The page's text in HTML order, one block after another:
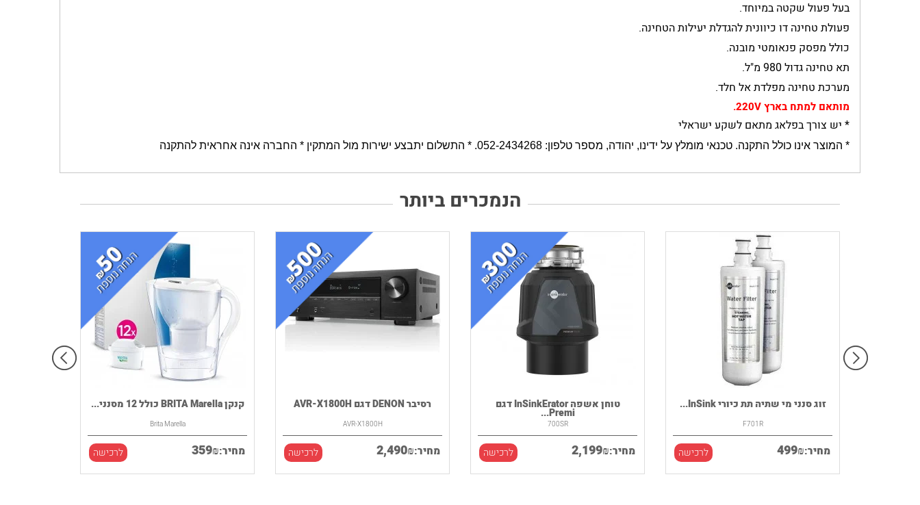
בעל פעול שקטה במיוחד.
פעולת טחינה דו כיוונית להגדלת יעילות הטחינה.
כולל מפסק פנאומטי מובנה.
תא טחינה גדול 980 מ"ל.
מערכת טחינה מפלדת אל חלד.
מותאם למתח בארץ 220V.
* יש צורך בפלאג מתאם לשקע ישראלי
* המוצר אינו כולל התקנה. טכנאי מומלץ על ידינו, יהודה, מספר טלפון: 052-2434268. * התשלום יתבצע ישירות מול המתקין * החברה אינה אחראית להתקנה
הנמכרים ביותר
קנקן BRITA Marella כולל 12 מסנני...
Brita Marella
מחיר: 359₪ לרכישה
רסיבר DENON דגם AVR-X1800H
AVR-X1800H
מחיר: 2,490₪ לרכישה
טוחן אשפה InSinkErator דגם
Premi...
700SR
מחיר: 2,199₪ לרכישה
זוג סנני מי שתיה תת כיורי InSink...
F701R
מחיר: 499₪ לרכישה